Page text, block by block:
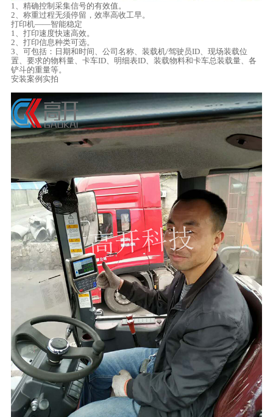
1、精确控制采集信号的有效值。
2、称重过程无须停留，效率高收工早。
打印机——智能稳定
1、打印速度快速高效。
2、打印信息种类可选。
3、可包括：日期和时间、公司名称、装载机/驾驶员ID、现场装载位
置、要求的物料量、卡车ID、明细表ID、装载物料和卡车总装载量、各
铲斗的重量等。
安装案例实拍